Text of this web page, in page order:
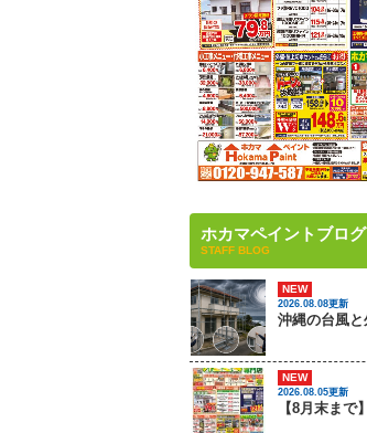
ホカマペイントブログ
STAFF BLOG
NEW
2026.08.08更新
NEW
2026.08.05更新